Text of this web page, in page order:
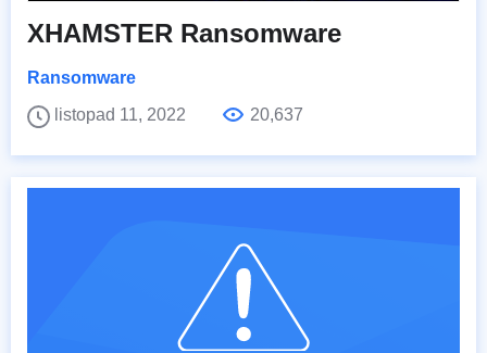
XHAMSTER Ransomware
Ransomware
listopad 11, 2022
20,637